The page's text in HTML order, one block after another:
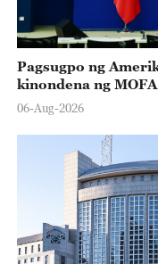
Pagsugpo ng
kinondena ng MOFA
06-Aug-2026